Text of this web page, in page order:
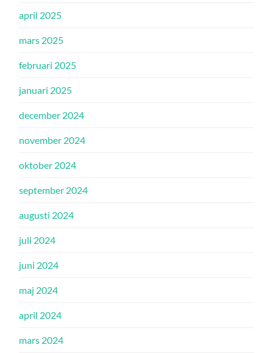
april 2025
mars 2025
februari 2025
januari 2025
december 2024
november 2024
oktober 2024
september 2024
augusti 2024
juli 2024
juni 2024
maj 2024
april 2024
mars 2024